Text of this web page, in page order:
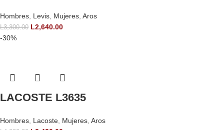
Hombres Levis Mujeres Aros
L3,300.00 L2,640.00
-30%
LACOSTE L3635
Hombres Lacoste Mujeres Aros